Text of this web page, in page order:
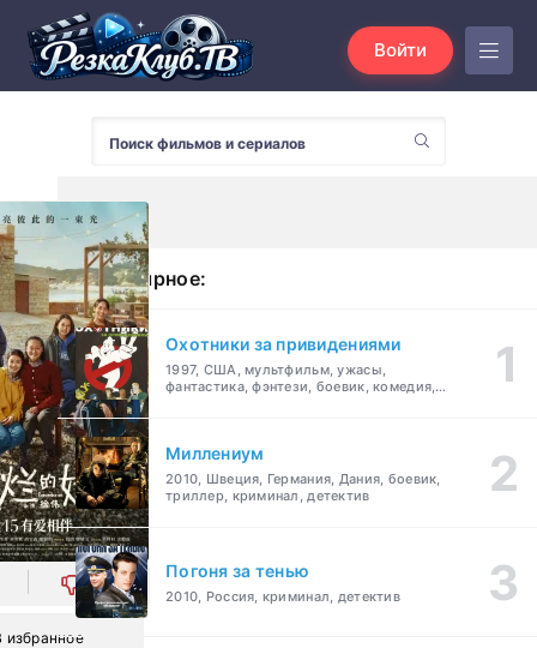
Войти
0
избранное
Популярное:
Охотники за привидениями
1997, США, мультфильм, ужасы,
фантастика, фэнтези, боевик, комедия,
Миллениум
2010, Швеция, Германия, Дания, боевик,
триллер, криминал, детектив
Погоня за тенью
2010, Россия, криминал, детектив